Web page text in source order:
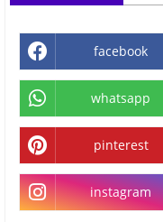
facebook
whatsapp
pinterest
instagram